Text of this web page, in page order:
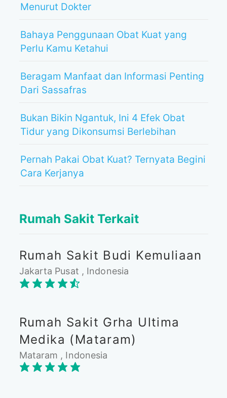
Menurut Dokter
Bahaya Penggunaan Obat Kuat yang
Perlu Kamu Ketahui
Beragam Manfaat dan Informasi Penting
Dari Sassafras
Bukan Bikin Ngantuk, Ini 4 Efek Obat
Tidur yang Dikonsumsi Berlebihan
Pernah Pakai Obat Kuat? Ternyata Begini
Cara Kerjanya
Rumah Sakit Terkait
Rumah Sakit Budi Kemuliaan
Jakarta Pusat , Indonesia
Rumah Sakit Grha Ultima
Medika (Mataram)
Mataram , Indonesia